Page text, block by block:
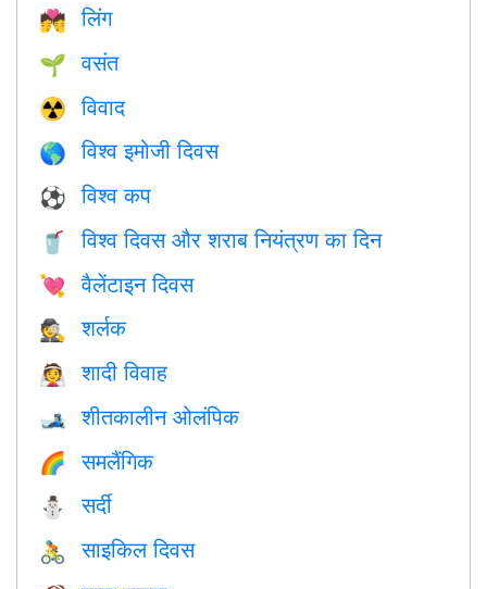
💏 लिंग
🌱 वसंत
☢️ विवाद
🌎 विश्व इमोजी दिवस
⚽ विश्व कप
🥤 विश्व दिवस और शराब नियंत्रण का दिन
💘 वैलेंटाइन दिवस
🕵️ शर्लक
👰 शादी विवाह
🎿 शीतकालीन ओलंपिक
🌈 समलैंगिक
⛄ सर्दी
🚴 साइकिल दिवस